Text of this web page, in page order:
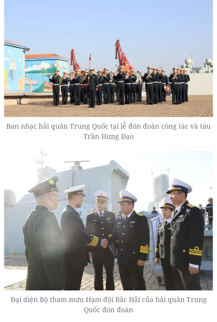
Ban nhạc hải quân Trung Quốc tại lễ đón đoàn công tác và tàu
Trần Hưng Đạo
Đại diện Bộ tham mưu Hạm đội Bắc Hải của hải quân Trung
Quốc đón đoàn